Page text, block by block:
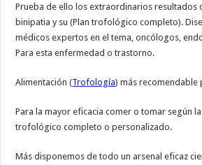
Prueba de ello los extraordinarios resultados
binipatia y su (Plan trofológico completo).
médicos expertos en el tema, oncólogos,
Para esta enfermedad o trastorno.
Alimentación (Trofología) más recomendable
Para la mayor eficacia comer o tomar según
trofológico completo o personalizado.
Más disponemos de todo un arsenal eficaz